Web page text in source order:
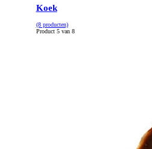
Koek
(8 producten)
Product 5 van 8